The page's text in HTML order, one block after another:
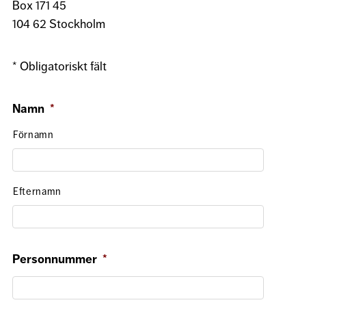
Box 171 45
104 62 Stockholm
* Obligatoriskt fält
Namn *
Förnamn
Efternamn
Personnummer *